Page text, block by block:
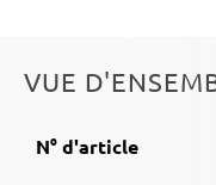
VUE
N° d'article